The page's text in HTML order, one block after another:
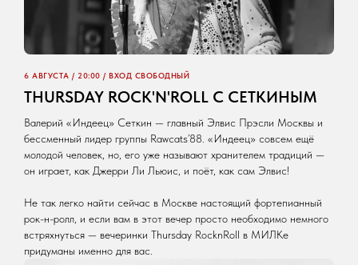
6 АВГУСТА / 20:00 / ВХОД СВОБОДНЫЙ
THURSDAY ROCK'N'ROLL С СЕТКИНЫМ
Валерий «Индеец» Сеткин — главный Элвис Прэсли Москвы и
бессменный лидер группы Rawcats’88. «Индеец» совсем ещё
молодой человек, но, его уже называют хранителем традиций —
он играет, как Джерри Ли Льюис, и поёт, как сам Элвис!
Не так легко найти сейчас в Москве настоящий фортепианный
рок-н-ролл, и если вам в этот вечер просто необходимо немного
встряхнуться — вечеринки Thursday RocknRoll в МИЛКе
придуманы именно для вас.